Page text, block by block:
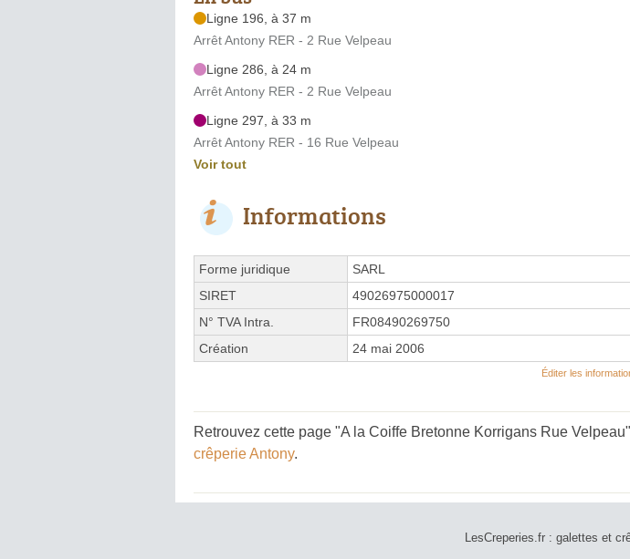
Ligne 196, à 37 m
Arrêt Antony RER - 2 Rue Velpeau
Ligne 286, à 24 m
Arrêt Antony RER - 2 Rue Velpeau
Ligne 297, à 33 m
Arrêt Antony RER - 16 Rue Velpeau
Voir tout
Informations
Forme juridique
SARL
SIRET
49026975000017
N° TVA Intra.
FR08490269750
Création
24 mai 2006
Éditer les
Retrouvez cette page "A la Coiffe Bretonne Korrigans Rue
crêperie Antony.
LesCreperies.fr : galettes et